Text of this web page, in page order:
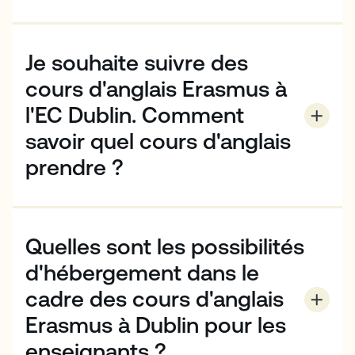
pour nos cours d'anglais Erasmus+ à l'EC Dublin, y
Je souhaite suivre des
cours d'anglais Erasmus à
l'EC Dublin. Comment
savoir quel cours d'anglais
prendre ?
objectifs, de vos besoins et de votre niveau d'anglais.
Si vous souhaitez acquérir des compétences
linguistiques de basevous devriez suivre le cours
d'anglais général 20.
Si vous souhaitez étudier l'anglais en disposant
de 50 % de votre temps libre
Quelles sont les possibilités
d'hébergement dans le
cadre des cours d'anglais
Erasmus à Dublin pour les